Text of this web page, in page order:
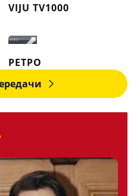
VIJU TV1000
РЕТРО